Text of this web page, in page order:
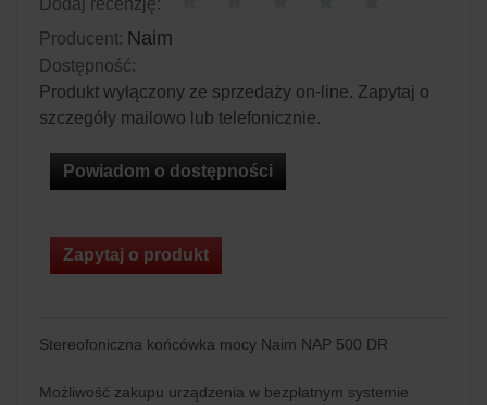
Dodaj recenzję:
Producent: Naim
Dostępność:
Produkt wyłączony ze sprzedaży on-line. Zapytaj o
szczegóły mailowo lub telefonicznie.
Powiadom o dostępności
Zapytaj o produkt
Stereofoniczna końcówka mocy Naim NAP 500 DR
Możliwość zakupu urządzenia w bezpłatnym systemie